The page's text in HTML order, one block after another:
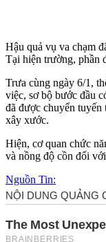
Hậu quả vụ va chạm
Tại hiện trường, phần
Trưa cùng ngày 6/1,
việc, sơ bộ bước đầu
đã được chuyển tuyến
xây xước.
Hiện, cơ quan chức
và nồng độ cồn đối
Nguồn Tin: